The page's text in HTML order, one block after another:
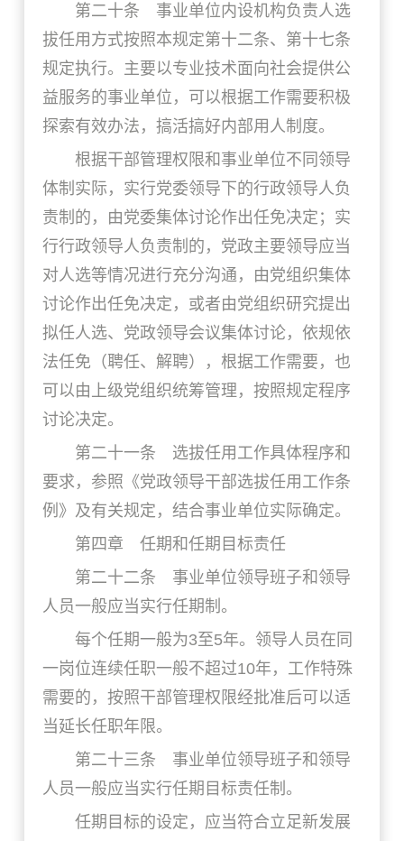
第二十条 事业单位内设机构负责人选
拔任用方式按照本规定第十二条、第十七条
规定执行。主要以专业技术面向社会提供公
益服务的事业单位，可以根据工作需要积极
探索有效办法，搞活搞好内部用人制度。
根据干部管理权限和事业单位不同领导
体制实际，实行党委领导下的行政领导人负
责制的，由党委集体讨论作出任免决定；实
行行政领导人负责制的，党政主要领导应当
对人选等情况进行充分沟通，由党组织集体
讨论作出任免决定，或者由党组织研究提出
拟任人选、党政领导会议集体讨论，依规依
法任免（聘任、解聘），根据工作需要，也
可以由上级党组织统筹管理，按照规定程序
讨论决定。
第二十一条 选拔任用工作具体程序和
要求，参照《党政领导干部选拔任用工作条
例》及有关规定，结合事业单位实际确定。
第四章 任期和任期目标责任
第二十二条 事业单位领导班子和领导
人员一般应当实行任期制。
每个任期一般为3至5年。领导人员在同
一岗位连续任职一般不超过10年，工作特殊
需要的，按照干部管理权限经批准后可以适
当延长任职年限。
第二十三条 事业单位领导班子和领导
人员一般应当实行任期目标责任制。
任期目标的设定，应当符合立足新发展